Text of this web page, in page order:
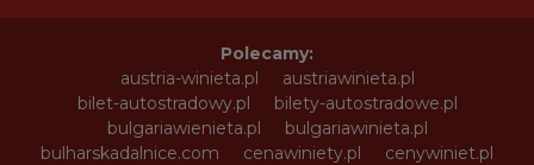
Polecamy:
austria-winieta.pl
austriawinieta.pl
bilet-autostradowy.pl
bilety-autostradowe.pl
bulgariawienieta.pl
bulgariawinieta.pl
bulharskadalnice.com
cenawiniety.pl
cenywiniet.pl